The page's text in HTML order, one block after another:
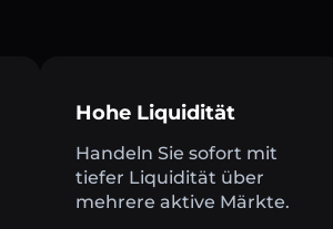
Hohe Liquidität
Handeln Sie sofort mit
tiefer Liquidität über
mehrere aktive Märkte.